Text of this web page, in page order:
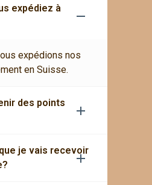
expédiez à
expédions nos
en Suisse.
des points
je vais recevoir